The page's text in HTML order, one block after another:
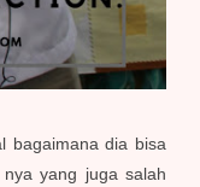
bagaimana dia bisa
yang juga salah